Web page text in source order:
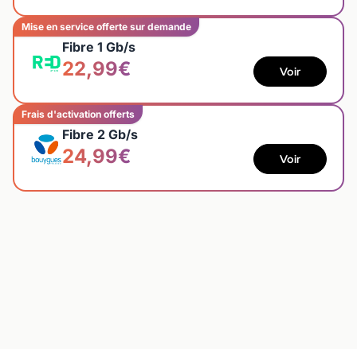
Mise en service offerte sur demande
Fibre 1 Gb/s
22,99€ Voir
Frais d'activation offerts
Fibre 2 Gb/s
24,99€ Voir